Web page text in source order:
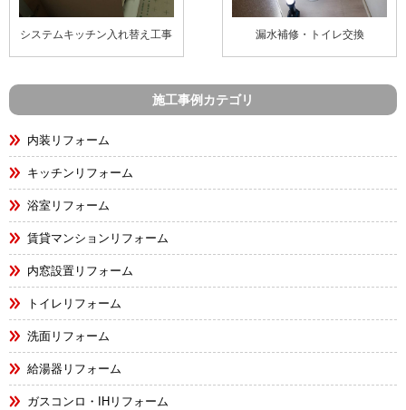
システムキッチン入れ替え工事 漏水補修・トイレ交換
施工事例カテゴリ
内装リフォーム
キッチンリフォーム
浴室リフォーム
賃貸マンションリフォーム
内窓設置リフォーム
トイレリフォーム
洗面リフォーム
給湯器リフォーム
ガスコンロ・IHリフォーム